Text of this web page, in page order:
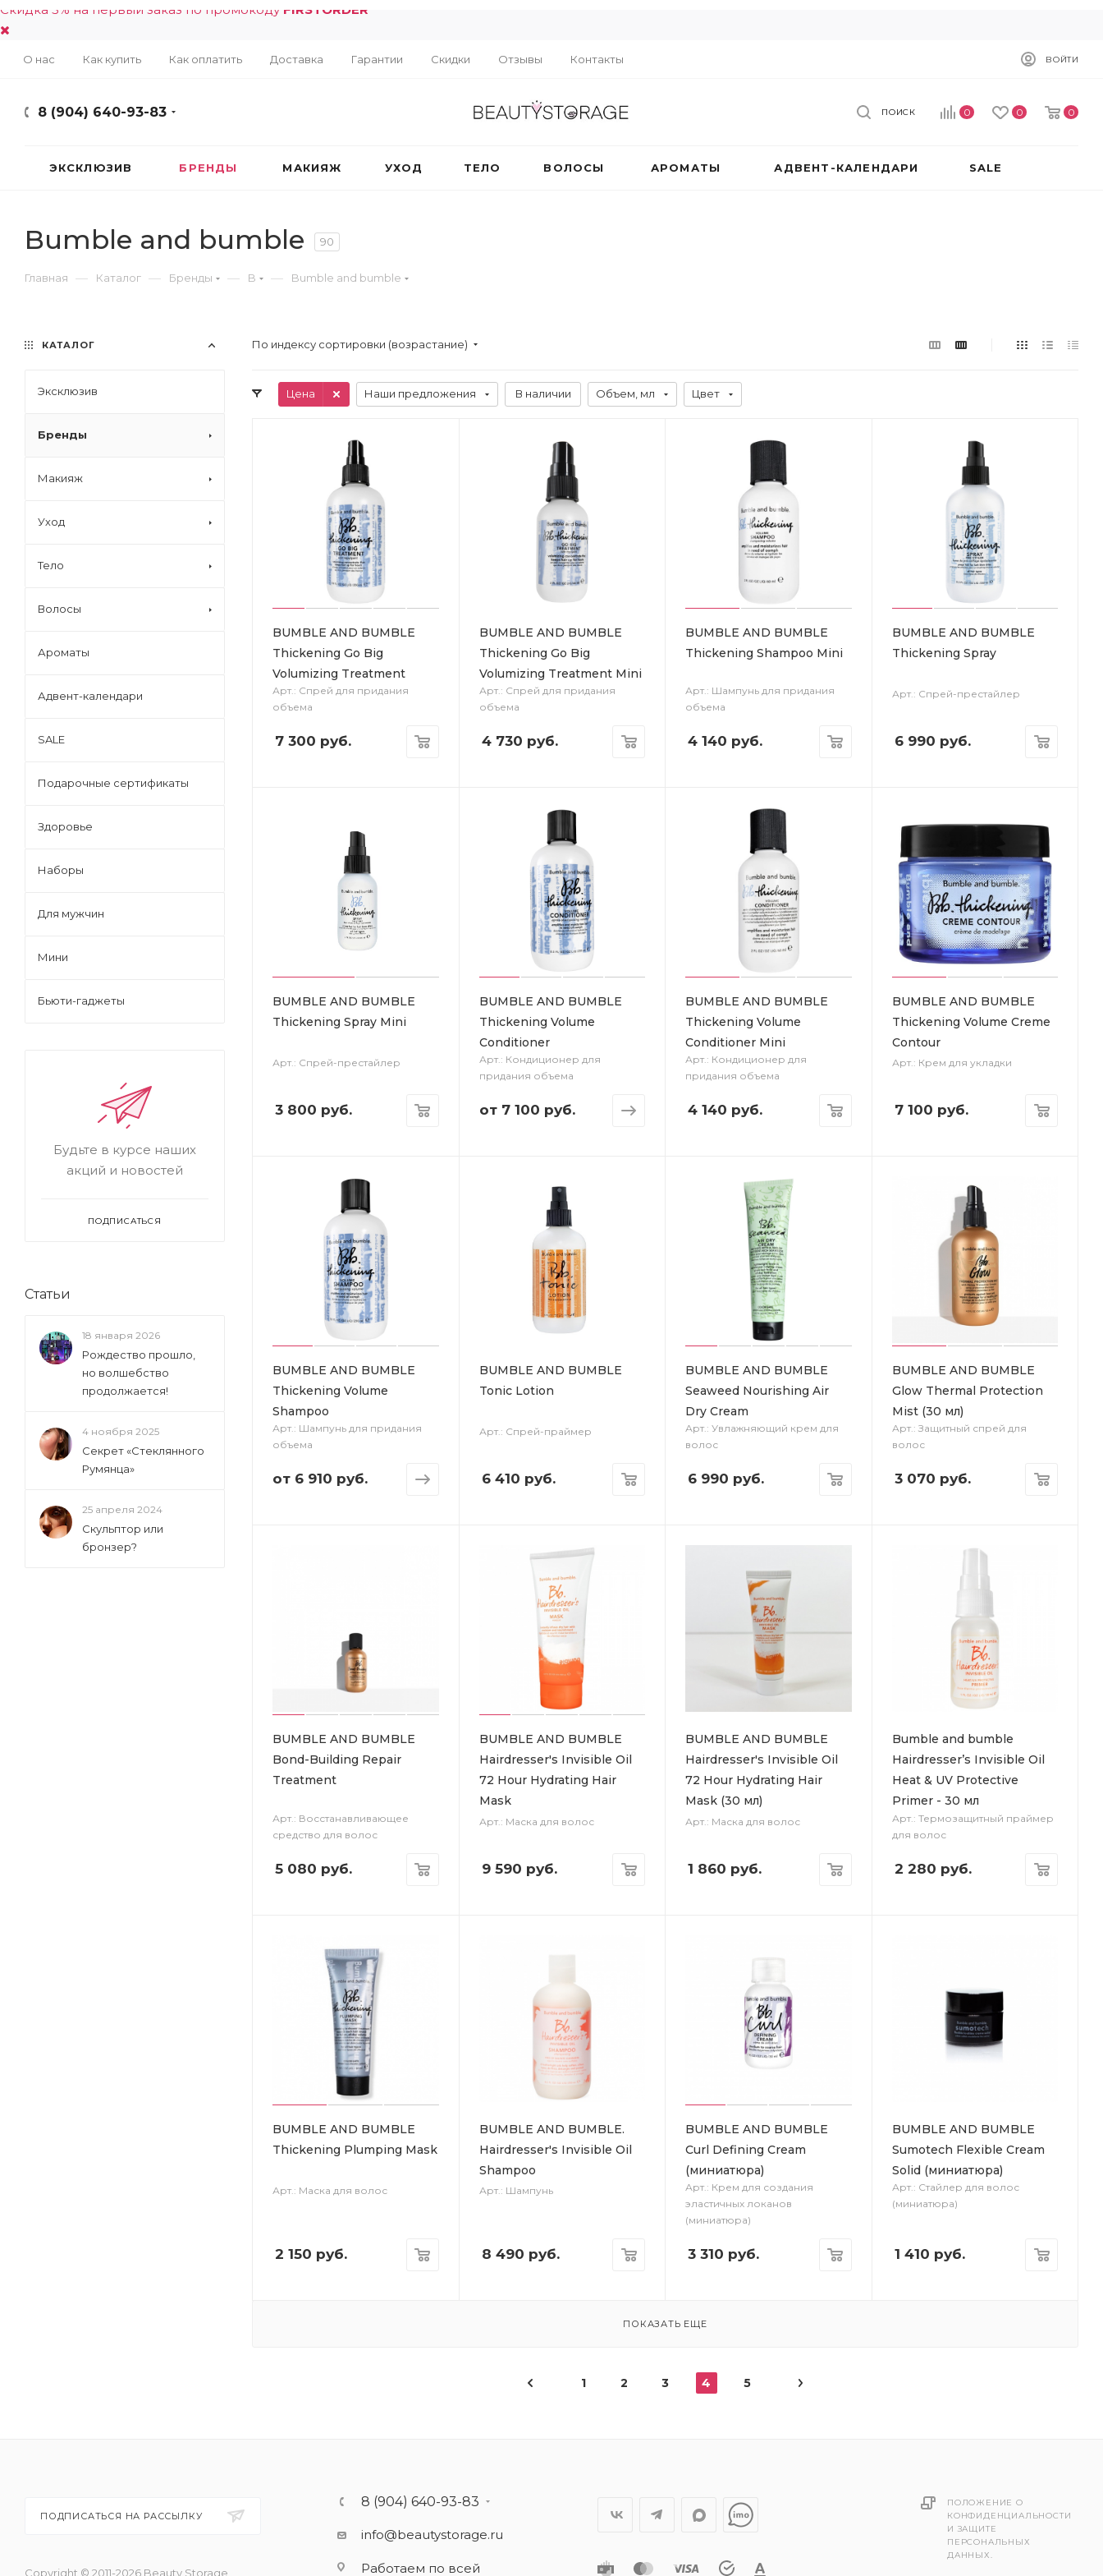
Скидка 5% на первый заказ по промокоду FIRSTORDER
О нас Как купить Как оплатить Доставка Гарантии Скидки Отзывы Контакты ВОЙТИ
8 (904) 640-93-83 0 0 0
ПОИСК
ЭКСКЛЮЗИВ БРЕНДЫ МАКИЯЖ УХОД ТЕЛО ВОЛОСЫ АРОМАТЫ АДВЕНТ-КАЛЕНДАРИ SALE
Bumble and bumble 90
Главная — Каталог — Бренды — B — Bumble and bumble
По индексу сортировки (возрастание)
Цена Наши предложения В наличии Объем, мл Цвет
BUMBLE AND BUMBLE
Thickening Go Big
Volumizing Treatment
Арт.: Спрей для придания
объема
7 300 руб.
BUMBLE AND BUMBLE
Thickening Go Big
Volumizing Treatment Mini
Арт.: Спрей для придания
объема
4 730 руб.
BUMBLE AND BUMBLE
Thickening Shampoo Mini
Арт.: Шампунь для придания
объема
4 140 руб.
BUMBLE AND BUMBLE
Thickening Spray
Арт.: Спрей-престайлер
6 990 руб.
BUMBLE AND BUMBLE
Thickening Spray Mini
Арт.: Спрей-престайлер
3 800 руб.
BUMBLE AND BUMBLE
Thickening Volume
Conditioner
Арт.: Кондиционер для
придания объема
от 7 100 руб.
BUMBLE AND BUMBLE
Thickening Volume
Conditioner Mini
Арт.: Кондиционер для
придания объема
4 140 руб.
BUMBLE AND BUMBLE
Thickening Volume Creme
Contour
Арт.: Крем для укладки
7 100 руб.
BUMBLE AND BUMBLE
Thickening Volume
Shampoo
Арт.: Шампунь для придания
объема
от 6 910 руб.
BUMBLE AND BUMBLE
Tonic Lotion
Арт.: Спрей-праймер
6 410 руб.
BUMBLE AND BUMBLE
Seaweed Nourishing Air
Dry Cream
Арт.: Увлажняющий крем для
волос
6 990 руб.
BUMBLE AND BUMBLE
Glow Thermal Protection
Mist (30 мл)
Арт.: Защитный спрей для
волос
3 070 руб.
BUMBLE AND BUMBLE
Bond-Building Repair
Treatment
Арт.: Восстанавливающее
средство для волос
5 080 руб.
BUMBLE AND BUMBLE
Hairdresser's Invisible Oil
72 Hour Hydrating Hair
Mask
Арт.: Маска для волос
9 590 руб.
BUMBLE AND BUMBLE
Hairdresser's Invisible Oil
72 Hour Hydrating Hair
Mask (30 мл)
Арт.: Маска для волос
1 860 руб.
Bumble and bumble
Hairdresser’s Invisible Oil
Heat & UV Protective
Primer - 30 мл
Арт.: Термозащитный праймер
для волос
2 280 руб.
BUMBLE AND BUMBLE
Thickening Plumping Mask
Арт.: Маска для волос
2 150 руб.
BUMBLE AND BUMBLE.
Hairdresser's Invisible Oil
Shampoo
Арт.: Шампунь
8 490 руб.
BUMBLE AND BUMBLE
Curl Defining Cream
(миниатюра)
Арт.: Крем для создания
эластичных локанов
(миниатюра)
3 310 руб.
BUMBLE AND BUMBLE
Sumotech Flexible Cream
Solid (миниатюра)
Арт.: Стайлер для волос
(миниатюра)
1 410 руб.
ПОКАЗАТЬ ЕЩЕ
1 2 3 4 5
КАТАЛОГ
Эксклюзив
Бренды
Макияж
Уход
Тело
Волосы
Ароматы
Адвент-календари
SALE
Подарочные сертификаты
Здоровье
Наборы
Для мужчин
Мини
Бьюти-гаджеты
Будьте в курсе наших
акций и новостей
ПОДПИСАТЬСЯ
Статьи
18 января 2026
Рождество прошло,
но волшебство
продолжается!
4 ноября 2025
Секрет «Стеклянного
Румянца»
25 апреля 2024
Скульптор или
бронзер?
ПОДПИСАТЬСЯ НА РАССЫЛКУ
Copyright © 2011-2026 Beauty Storage
8 (904) 640-93-83
info@beautystorage.ru
Работаем по всей
ПОЛОЖЕНИЕ О
КОНФИДЕНЦИАЛЬНОСТИ
И ЗАЩИТЕ
ПЕРСОНАЛЬНЫХ
ДАННЫХ.